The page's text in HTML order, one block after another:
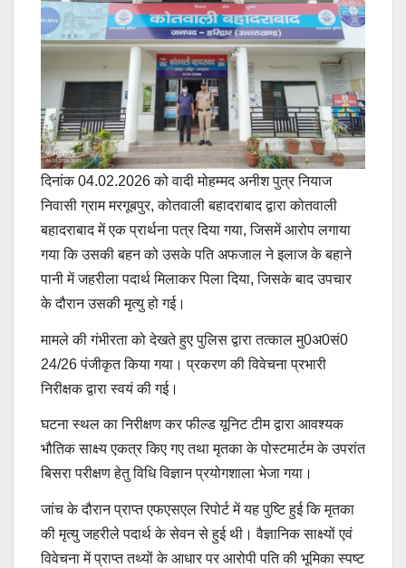
दिनांक 04.02.2026 को वादी मोहम्मद अनीश पुत्र नियाज
निवासी ग्राम मरगूबपुर, कोतवाली बहादराबाद द्वारा कोतवाली
बहादराबाद में एक प्रार्थना पत्र दिया गया, जिसमें आरोप लगाया
गया कि उसकी बहन को उसके पति अफजाल ने इलाज के बहाने
पानी में जहरीला पदार्थ मिलाकर पिला दिया, जिसके बाद उपचार
के दौरान उसकी मृत्यु हो गई।
मामले की गंभीरता को देखते हुए पुलिस द्वारा तत्काल मु0अ0सं0
24/26 पंजीकृत किया गया। प्रकरण की विवेचना प्रभारी
निरीक्षक द्वारा स्वयं की गई।
घटना स्थल का निरीक्षण कर फील्ड यूनिट टीम द्वारा आवश्यक
भौतिक साक्ष्य एकत्र किए गए तथा मृतका के पोस्टमार्टम के उपरांत
बिसरा परीक्षण हेतु विधि विज्ञान प्रयोगशाला भेजा गया।
जांच के दौरान प्राप्त एफएसएल रिपोर्ट में यह पुष्टि हुई कि मृतका
की मृत्यु जहरीले पदार्थ के सेवन से हुई थी। वैज्ञानिक साक्ष्यों एवं
विवेचना में प्राप्त तथ्यों के आधार पर आरोपी पति की भूमिका स्पष्ट